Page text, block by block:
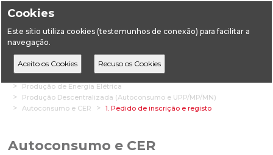
Cookies
Este sítio utiliza cookies (testemunhos de conexão) para facilitar a
navegação.
HomeÁreas Setoriais Energia
Energia Elétrica
Produção de Energia Elétrica
Produção Descentralizada (Autoconsumo e UPP/MP/MN)
Autoconsumo e CER
1. Pedido de inscrição e registo
Autoconsumo e CER